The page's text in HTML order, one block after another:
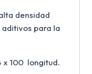
densidad
aditivos para la
x 100 longitud.